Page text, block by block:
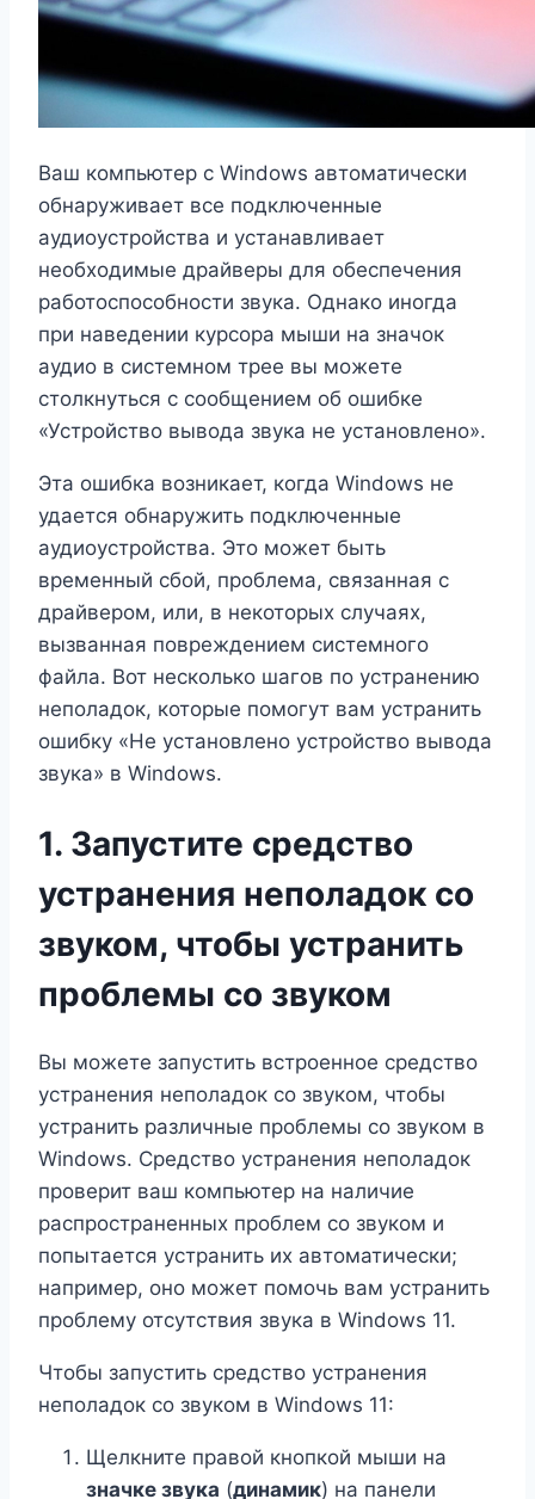
Ваш компьютер с Windows автоматически
обнаруживает все подключенные
аудиоустройства и устанавливает
необходимые драйверы для обеспечения
работоспособности звука. Однако иногда
при наведении курсора мыши на значок
аудио в системном трее вы можете
столкнуться с сообщением об ошибке
«Устройство вывода звука не установлено».
Эта ошибка возникает, когда Windows не
удается обнаружить подключенные
аудиоустройства. Это может быть
временный сбой, проблема, связанная с
драйвером, или, в некоторых случаях,
вызванная повреждением системного
файла. Вот несколько шагов по устранению
неполадок, которые помогут вам устранить
ошибку «Не установлено устройство вывода
звука» в Windows.
1. Запустите средство
устранения неполадок со
звуком, чтобы устранить
проблемы со звуком
Вы можете запустить встроенное средство
устранения неполадок со звуком, чтобы
устранить различные проблемы со звуком в
Windows. Средство устранения неполадок
проверит ваш компьютер на наличие
распространенных проблем со звуком и
попытается устранить их автоматически;
например, оно может помочь вам устранить
проблему отсутствия звука в Windows 11.
Чтобы запустить средство устранения
неполадок со звуком в Windows 11:
Щелкните правой кнопкой мыши на
значке звука (динамик) на панели